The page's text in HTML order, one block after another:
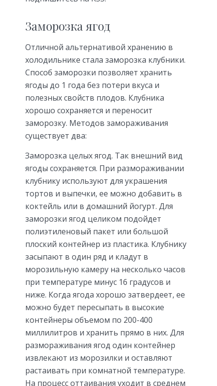
Заморозка ягод
Отличной альтернативой хранению в
холодильнике стала заморозка клубники.
Способ заморозки позволяет хранить
ягоды до 1 года без потери вкуса и
полезных свойств плодов. Клубника
хорошо сохраняется и переносит
заморозку. Методов замораживания
существует два:
Заморозка целых ягод. Так внешний вид
ягоды сохраняется. При размораживании
клубнику используют для украшения
тортов и выпечки, ее можно добавить в
коктейль или в домашний йогурт. Для
заморозки ягод целиком подойдет
полиэтиленовый пакет или большой
плоский контейнер из пластика. Клубнику
засыпают в один ряд и кладут в
морозильную камеру на несколько часов
при температуре минус 16 градусов и
ниже. Когда ягода хорошо затвердеет, ее
можно будет пересыпать в высокие
контейнеры объемом по 200-400
миллилитров и хранить прямо в них. Для
размораживания ягод один контейнер
извлекают из морозилки и оставляют
растаивать при комнатной температуре.
На процесс оттаивания уходит в среднем